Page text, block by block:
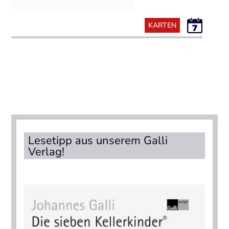
KARTEN
Lesetipp aus unserem Galli
Verlag!